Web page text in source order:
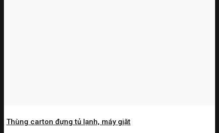
Thùng carton đựng tủ lạnh, máy giặt